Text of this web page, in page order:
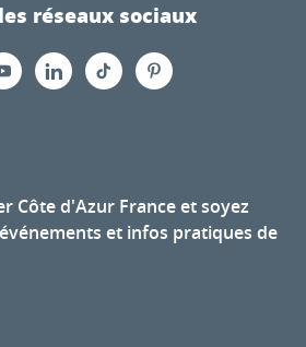
réseaux sociaux
Côte d'Azur France et soyez
et infos pratiques de